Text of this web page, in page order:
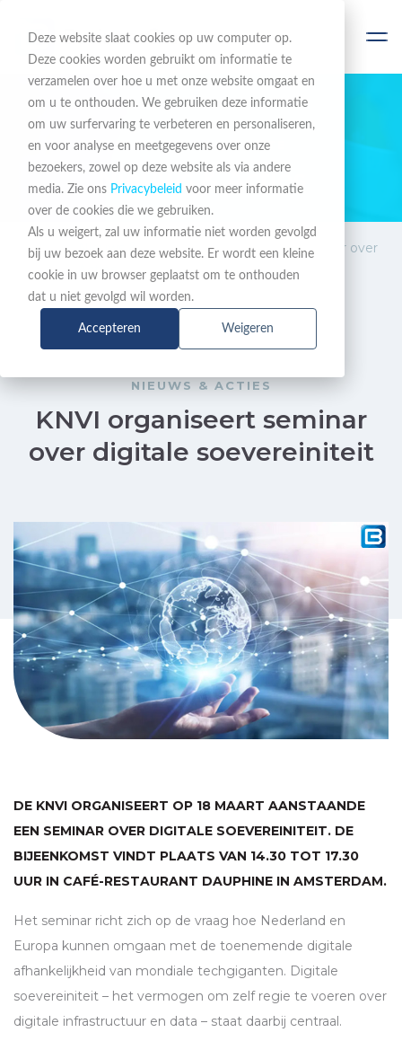
Deze website slaat cookies op uw computer op.
Deze cookies worden gebruikt om informatie te
verzamelen over hoe u met onze website omgaat en
om u te onthouden. We gebruiken deze informatie
om uw surfervaring te verbeteren en personaliseren,
en voor analyse en meetgegevens over onze
bezoekers, zowel op deze website als via andere
media. Zie ons Privacybeleid voor meer informatie
over de cookies die we gebruiken.
Als u weigert, zal uw informatie niet worden gevolgd
bij uw bezoek aan deze website. Er wordt een kleine
cookie in uw browser geplaatst om te onthouden
dat u niet gevolgd wil worden.
Accepteren Weigeren
BLIJF OP DE HOOGTE
Nieuws & Acties
Nieuws &
Acties
KNVI organiseert seminar over
digitale soevereiniteit
NIEUWS & ACTIES
KNVI organiseert seminar
over digitale soevereiniteit
DE KNVI ORGANISEERT OP 18 MAART AANSTAANDE
EEN SEMINAR OVER DIGITALE SOEVEREINITEIT. DE
BIJEENKOMST VINDT PLAATS VAN 14.30 TOT 17.30
UUR IN CAFÉ-RESTAURANT DAUPHINE IN AMSTERDAM.
Het seminar richt zich op de vraag hoe Nederland en
Europa kunnen omgaan met de toenemende digitale
afhankelijkheid van mondiale techgiganten. Digitale
soevereiniteit – het vermogen om zelf regie te voeren over
digitale infrastructuur en data – staat daarbij centraal.